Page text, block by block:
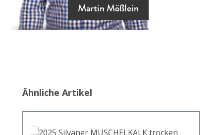
Martin Mößlein
Produktgalerie überspringen
Ähnliche Artikel